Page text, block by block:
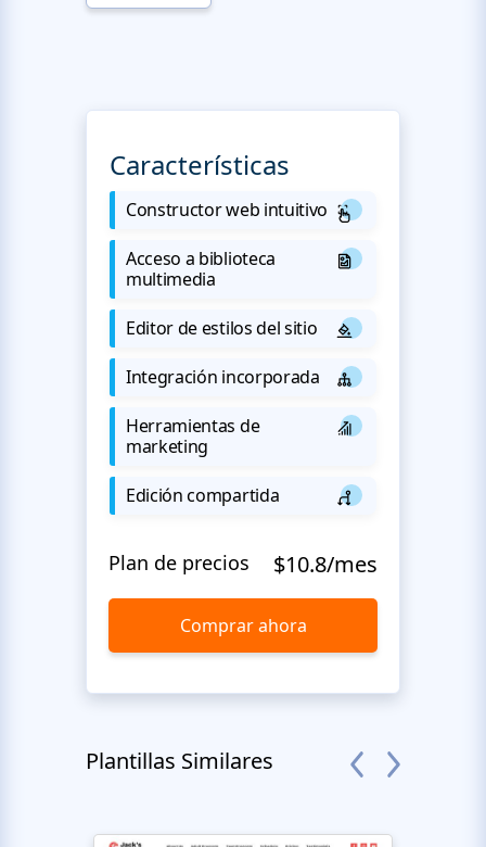
Características
Constructor web intuitivo
Acceso a biblioteca
multimedia
Editor de estilos del sitio
Integración incorporada
Herramientas de
marketing
Edición compartida
Plan de precios $10.8/mes
Comprar ahora
Plantillas Similares